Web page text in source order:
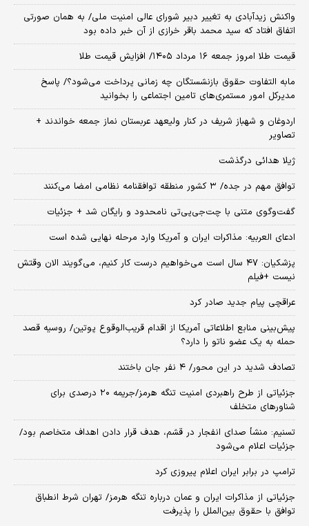
واکنش زیدآبادی به تغییر دبیر شورای عالی امنیت ملی/ به همان صورتی
اتفاق افتاد که سید محمد باقر خرازی از آن خبر داده بود
قیمت طلا امروز جمعه ۱۶ مرداد ۱۴۰۵/ افزایش قیمت طلا
مابه التفاوت حقوق بازنشستگان چه زمانی پرداخت می‌شود؟/ پاسخ
مدیرکل امور مستمری‌های تامین اجتماعی را بخوانید
اردوغان و شهباز شریف در کنار ولیعهد عربستان نماز جمعه خواندند +
تصاویر
ژیلا هدائی درگذشت
توافق مهم در جده/ ۳ کشور منطقه توافقنامه نظامی امضا می‌کنند
گفت‌وگوی متنی با چت‌جی‌پی‌تی نامحدود و رایگان شد + جزئیات
ادعای العربیه: مذاکرات ایران و آمریکا وارد مرحله نهایی شده است
پزشکیان: ۴۷ سال است می‌خواهیم درست کار کنیم، می‌گویند الان وقتش
نیست +فیلم
عراقچی پیام جدید صادر کرد
پیش‌بینی منابع اطلاعاتی آمریکا از اقدام قریب‌الوقوع پوتین/ روسیه قصد
حمله به یک عضو ناتو را دارد؟
تصادف شدید در این محور/ ۴ نفر جان باختند
جزئیاتی از طرح راهبردی امنیت تنگه هرمز/جریمه ۲۰ درصدی برای
شناورهای متخلف
تسنیم: منشأ صدای انفجار در قشم، هدف قرار دادن اهداف متخاصم بود/
جزئیات اعلام می‌شود
ترامپ در برابر ایران اعلام پیروزی کرد
جزئیاتی از مذاکرات ایران و عمان درباره تنگه هرمز/ تهران شرط انطباق
توافق با حقوق بین‌الملل را پذیرفت